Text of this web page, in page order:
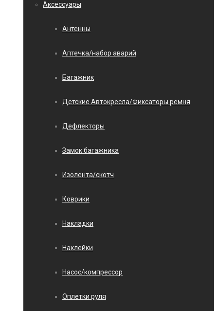
Аксессуары
Антенны
Аптечка/набор аварий
Багажник
Детские Автокресла/Фиксаторы ремня
Дефлекторы
Замок багажника
Изолента/скотч
Коврики
Накладки
Наклейки
Насос/компрессор
Оплетки руля